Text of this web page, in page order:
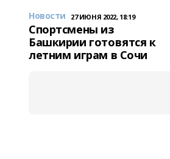
Новости 27 ИЮНЯ 2022, 18:19
Спортсмены из
Башкирии готовятся к
летним играм в Сочи